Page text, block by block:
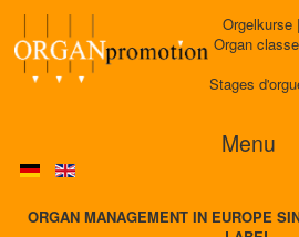
Orgelkurse
Organ
Stages
Menu
ORGAN MANAGEMENT IN EUROPE